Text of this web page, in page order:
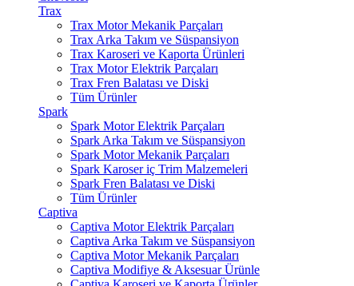
Trax
Trax Motor Mekanik Parçaları
Trax Arka Takım ve Süspansiyon
Trax Karoseri ve Kaporta Ürünleri
Trax Motor Elektrik Parçaları
Trax Fren Balatası ve Diski
Tüm Ürünler
Spark
Spark Motor Elektrik Parçaları
Spark Arka Takım ve Süspansiyon
Spark Motor Mekanik Parçaları
Spark Karoser iç Trim Malzemeleri
Spark Fren Balatası ve Diski
Tüm Ürünler
Captiva
Captiva Motor Elektrik Parçaları
Captiva Arka Takım ve Süspansiyon
Captiva Motor Mekanik Parçaları
Captiva Modifiye & Aksesuar Ürünle